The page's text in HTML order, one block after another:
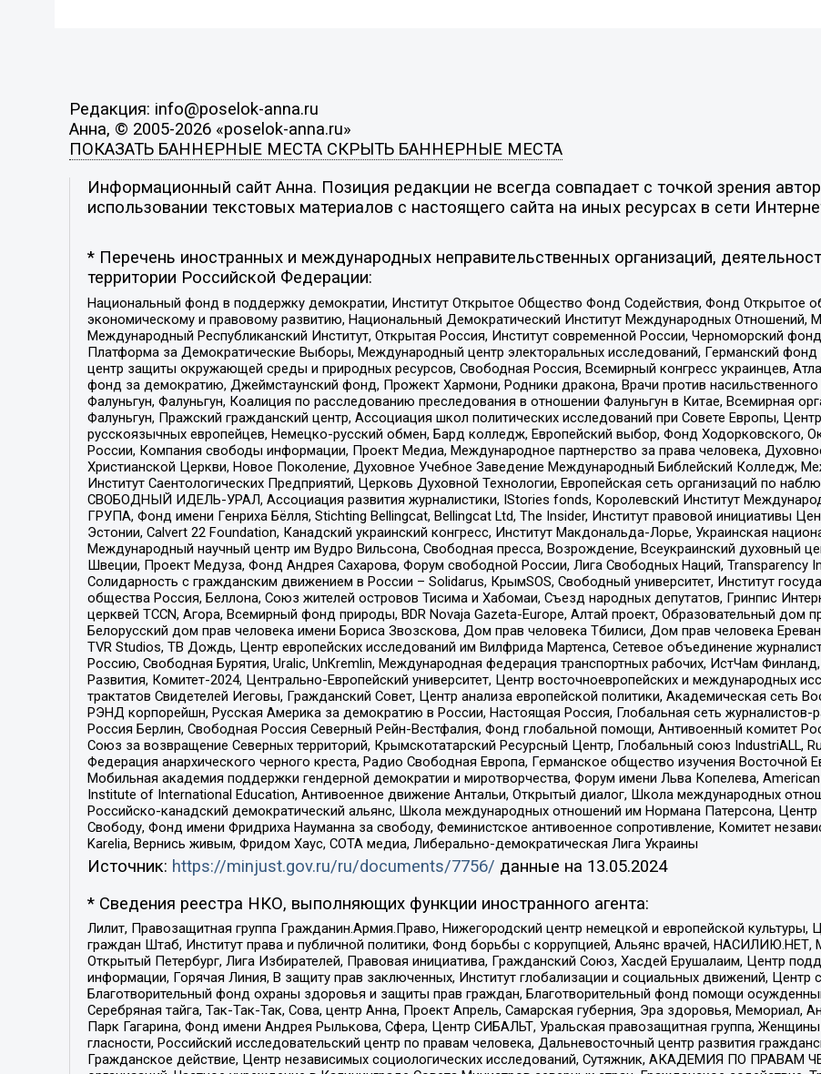
Редакция: info@poselok-anna.ru
Анна, © 2005-2026 «poselok-anna.ru»
ПОКАЗАТЬ БАННЕРНЫЕ МЕСТА СКРЫТЬ БАННЕРНЫЕ МЕСТА
Информационный сайт Анна. Позиция редакции не всегда совпадает с точкой зрения
использовании текстовых материалов с настоящего сайта на иных ресурсах в сети
* Перечень иностранных и международных неправительственных организаций,
территории Российской Федерации:
Национальный фонд в поддержку демократии, Институт Открытое Общество Фонд Содействия, Фонд Открытое
экономическому и правовому развитию, Национальный Демократический Институт Международных Отношений,
Международный Республиканский Институт, Открытая Россия, Институт современной России, Черноморский
Платформа за Демократические Выборы, Международный центр электоральных исследований, Германский
центр защиты окружающей среды и природных ресурсов, Свободная Россия, Всемирный конгресс украинцев,
фонд за демократию, Джеймстаунский фонд, Прожект Хармони, Родники дракона, Врачи против
Фалуньгун, Фалуньгун, Коалиция по расследованию преследования в отношении Фалуньгун в Китае, Всемирная
Фалуньгун, Пражский гражданский центр, Ассоциация школ политических исследований при Совете Европы,
русскоязычных европейцев, Немецко-русский обмен, Бард колледж, Европейский выбор, Фонд Ходорковского,
России, Компания свободы информации, Проект Медиа, Международное партнерство за права человека,
Христианской Церкви, Новое Поколение, Духовное Учебное Заведение Международный Библейский Колледж,
Институт Саентологических Предприятий, Церковь Духовной Технологии, Европейская сеть организаций по
СВОБОДНЫЙ ИДЕЛЬ-УРАЛ, Ассоциация развития журналистики, IStories fonds, Королевский Институт
ГРУПА, Фонд имени Генриха Бёлля, Stichting Bellingcat, Bellingcat Ltd, The Insider, Институт правовой инициативы
Эстонии, Calvert 22 Foundation, Канадский украинский конгресс, Институт Макдональда-Лорье, Украинская
Международный научный центр им Вудро Вильсона, Свободная пресса, Возрождение, Всеукраинский духовный
Швеции, Проект Медуза, Фонд Андрея Сахарова, Форум свободной России, Лига Свободных Наций, Transparеncy
Солидарность с гражданским движением в России – Solidarus, КрымSOS, Свободный университет, Институт
общества Россия, Беллона, Союз жителей островов Тисима и Хабомаи, Съезд народных депутатов, Гринпис
церквей TCCN, Агора, Всемирный фонд природы, BDR Novaja Gazeta-Europe, Алтай проект, Образовательный дом
Белорусский дом прав человека имени Бориса Звозскова, Дом прав человека Тбилиси, Дом прав человека
TVR Studios, ТВ Дождь, Центр европейских исследований им Вилфрида Мартенса, Сетевое объединение
Россию, Свободная Бурятия, Uralic, UnKremlin, Международная федерация транспортных рабочих, ИстЧам
Развития, Комитет-2024, Центрально-Европейский университет, Центр восточноевропейских и международных
трактатов Свидетелей Иеговы, Гражданский Совет, Центр анализа европейской политики, Академическая сеть
РЭНД корпорейшн, Русская Америка за демократию в России, Настоящая Россия, Глобальная сеть
Россия Берлин, Свободная Россия Северный Рейн-Вестфалия, Фонд глобальной помощи, Антивоенный комитет
Союз за возвращение Северных территорий, Крымскотатарский Ресурсный Центр, Глобальный союз IndustriALL,
Федерация анархического черного креста, Радио Свободная Европа, Германское общество изучения Восточной
Мобильная академия поддержки гендерной демократии и миротворчества, Форум имени Льва Копелева,
Institute of International Education, Антивоенное движение Антальи, Открытый диалог, Школа международных
Российско-канадский демократический альянс, Школа международных отношений им Нормана Патерсона,
Свободу, Фонд имени Фридриха Науманна за свободу, Феминистское антивоенное сопротивление, Комитет
Karelia, Вернись живым, Фридом Хаус, СОТА медиа, Либерально-демократическая Лига Украины
Источник: https://minjust.gov.ru/ru/documents/7756/ данные на 13.05.2024
* Сведения реестра НКО, выполняющих функции иностранного агента:
Лилит, Правозащитная группа Гражданин.Армия.Право, Нижегородский центр немецкой и европейской
граждан Штаб, Институт права и публичной политики, Фонд борьбы с коррупцией, Альянс врачей,
Открытый Петербург, Лига Избирателей, Правовая инициатива, Гражданский Союз, Хасдей Ерушалаим, Центр
информации, Горячая Линия, В защиту прав заключенных, Институт глобализации и социальных движений,
Благотворительный фонд охраны здоровья и защиты прав граждан, Благотворительный фонд помощи
Серебряная тайга, Так-Так-Так, Сова, центр Анна, Проект Апрель, Самарская губерния, Эра здоровья, Мемориал,
Парк Гагарина, Фонд имени Андрея Рылькова, Сфера, Центр СИБАЛЬТ, Уральская правозащитная группа,
гласности, Российский исследовательский центр по правам человека, Дальневосточный центр развития
Гражданское действие, Центр независимых социологических исследований, Сутяжник, АКАДЕМИЯ ПО ПРАВАМ